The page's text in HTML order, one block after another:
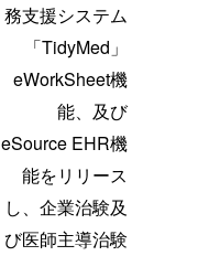
務支援システム
「TidyMed」
eWorkSheet機
能、及び
eSource EHR機
能をリリース
し、企業治験及
び医師主導治験